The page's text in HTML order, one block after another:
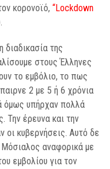
κορονοϊό, “Lockdown
διαδικασία της
στους Έλληνες
το εμβόλιο, το πως
2 με 5 ή 6 χρόνια
όμως υπήρχαν πολλά
Την έρευνα και την
οι κυβερνήσεις. Αυτό δε
αναφορικά με
εμβολίου για τον